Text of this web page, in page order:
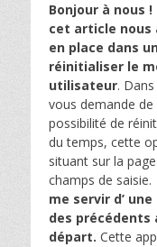
Bonjour à nous !
cet article nous
en place dans
réinitialiser le
utilisateur.
vous demande
possibilité de
du temps, cette
situant sur la
champs de saisie.
me servir d’
des précédents
départ. Cette